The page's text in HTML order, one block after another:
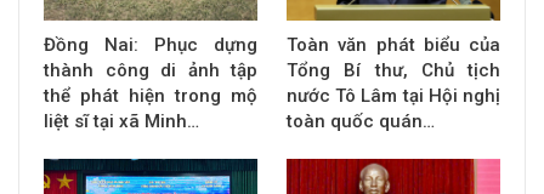
Đồng Nai: Phục dựng
thành công di ảnh tập
thể phát hiện trong mộ
liệt sĩ tại xã Minh…
Toàn văn phát biểu của
Tổng Bí thư, Chủ tịch
nước Tô Lâm tại Hội nghị
toàn quốc quán…